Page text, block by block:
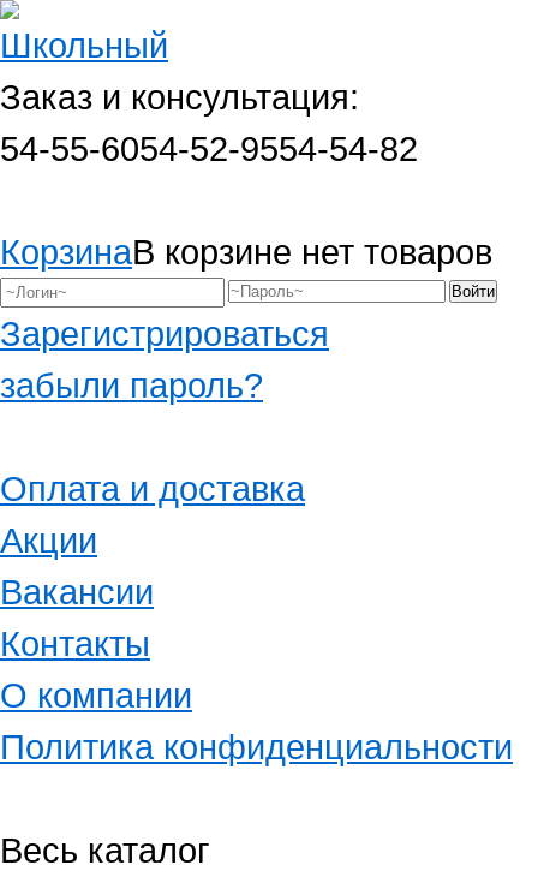
Заказ и консультация:
54-55-6054-52-9554-54-82
КорзинаВ корзине нет товаров
Зарегистрироваться
забыли пароль?
Оплата и доставка
Акции
Вакансии
Контакты
О компании
Политика конфиденциальности
Весь каталог